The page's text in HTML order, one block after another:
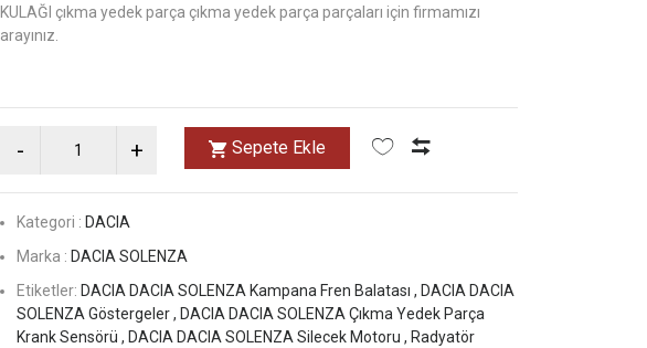
KULAĞI çıkma yedek parça çıkma yedek parça parçaları için firmamızı
arayınız.
Sepete Ekle
Kategori : DACIA
Marka : DACIA SOLENZA
Etiketler: DACIA DACIA SOLENZA Kampana Fren Balatası , DACIA DACIA
SOLENZA Göstergeler , DACIA DACIA SOLENZA Çıkma Yedek Parça
Krank Sensörü , DACIA DACIA SOLENZA Silecek Motoru , Radyatör